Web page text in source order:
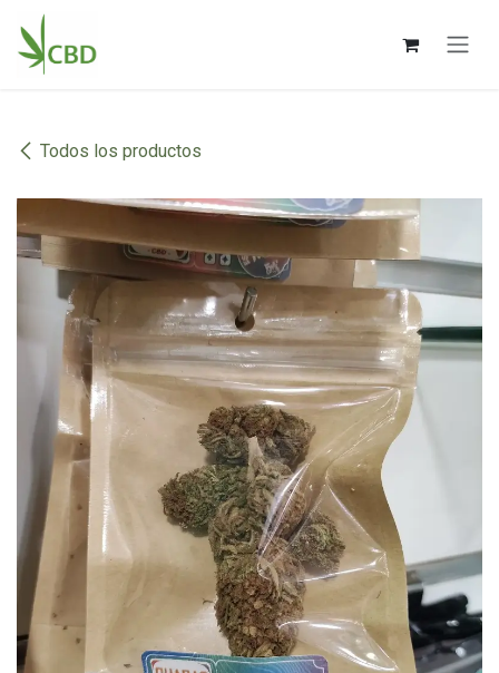
Ir al contenido
Todos los productos